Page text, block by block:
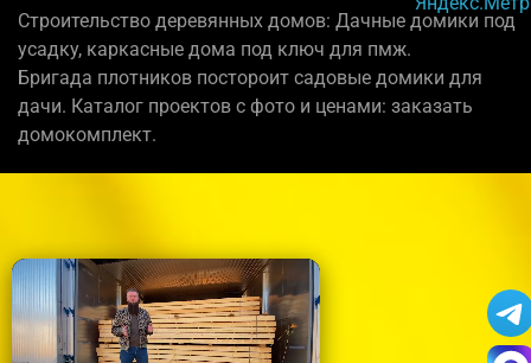
Строительство деревянных домов: Дачные домики под
усадку, каркасные дома под ключ для пмж.
Бригада плотников постороит садовые домики для
дачи. Каталог проектов с фото и ценами: заказать
домокомплект.